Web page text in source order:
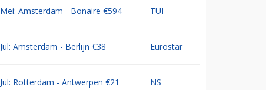
Mei: Amsterdam - Bonaire €594 TUI
Jul: Amsterdam - Berlijn €38 Eurostar
Jul: Rotterdam - Antwerpen €21 NS